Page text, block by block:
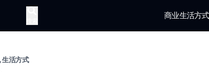
商业生活方式
生活方式